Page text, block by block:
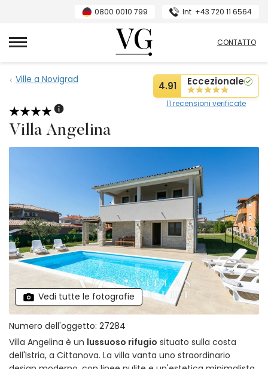
0800 0010 799 Int +43 720 11 6564
Villas Guide
CONTATTO
Ville a Novigrad
4.91 Eccezionale
11 recensioni verificate
Villa Angelina
Vedi tutte le fotografie
Numero dell'oggetto: 27284
Villa Angelina è un lussuoso rifugio situato sulla costa
dell'Istria, a Cittanova. La villa vanta uno straordinario